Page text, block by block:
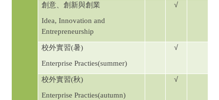
創意、創新與創業
Idea, Innovation and
Entrepreneurship
√
校外實習(暑)
Enterprise Practies(summer)
√
校外實習(秋)
Enterprise Practies(autumn)
√